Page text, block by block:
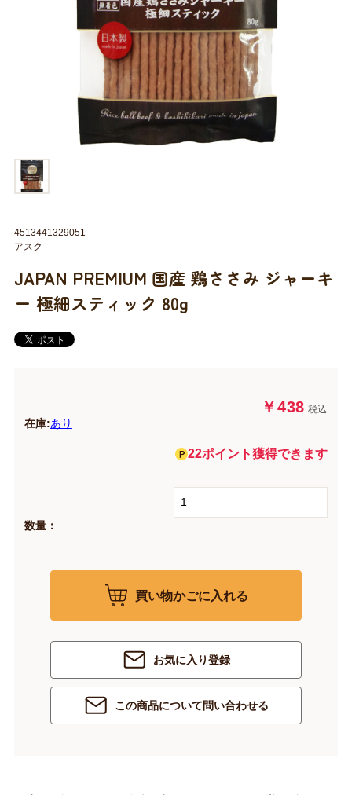
JAPAN PREMIUM 国産 鶏ささみ ジャーキ
ー 極細スティック 80g
￥438 税込
在庫:あり
22ポイント獲得できます
数量：
買い物かごに入れる
お気に入り登録
この商品について問い合わせる
4513441329051
アスク